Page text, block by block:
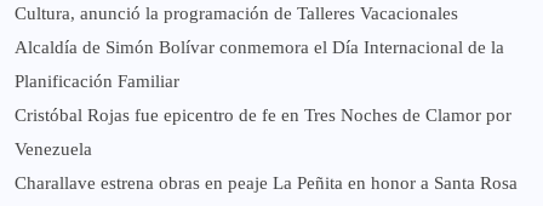
Cultura, anunció la programación de Talleres Vacacionales
Alcaldía de Simón Bolívar conmemora el Día Internacional de la
Planificación Familiar
Cristóbal Rojas fue epicentro de fe en Tres Noches de Clamor por
Venezuela
Charallave estrena obras en peaje La Peñita en honor a Santa Rosa